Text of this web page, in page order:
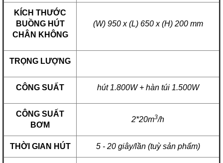
KÍCH THƯỚC
BUỒNG HÚT
CHÂN KHÔNG
(W) 950 x (L) 650 x (H) 200 mm
TRỌNG LƯỢNG
CÔNG SUẤT hút 1.800W + hàn túi 1.500W
CÔNG SUẤT
BƠM
2*20m3/h
THỜI GIAN HÚT 5 - 20 giây/lần (tuỳ sản phẩm)